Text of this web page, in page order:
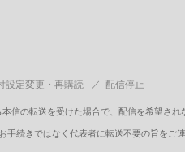
設定変更・再購読 ／ 配信停止
信の転送を受けた場合で、配信を希望され
手続きではなく代表者に転送不要の旨をご